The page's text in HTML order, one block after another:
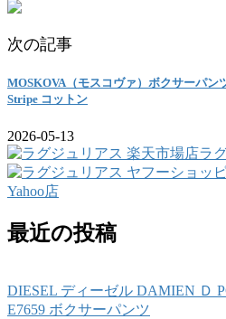
次の記事
MOSKOVA（モスコヴァ）ボクサーパン
Stripe コットン
2026-05-13
ラ
Yahoo店
最近の投稿
DIESEL ディーゼル DAMIEN Ｄ
E7659 ボクサーパンツ